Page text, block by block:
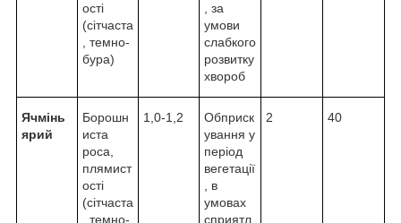
ості
(сітчаста
, темно-
бура)
, за
умови
слабкого
розвитку
хвороб
Ячмінь
ярий
Борошн
иста
роса,
плямист
ості
(сітчаста
, темно-
1,0-1,2
Обприск
ування у
період
вегетації
, в
умовах
сприятл
2 40